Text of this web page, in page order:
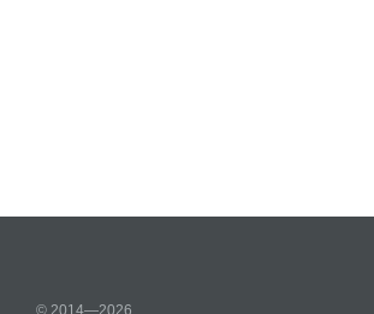
© 2014—2026